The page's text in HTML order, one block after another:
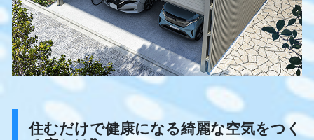
住むだけで健康になる綺麗な空気をつく